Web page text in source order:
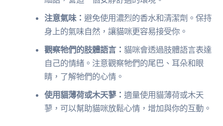
注意氣味：避免使用濃烈的香水和清潔劑。保持
身上的氣味自然，讓貓咪更容易接受你。
觀察牠們的肢體語言： 貓咪會透過肢體語言表達
自己的情緒。注意觀察牠們的尾巴、耳朵和眼
睛，了解牠們的心情。
使用貓薄荷或木天蓼：適量使用貓薄荷或木天
蓼，可以幫助貓咪放鬆心情，增加與你的互動。